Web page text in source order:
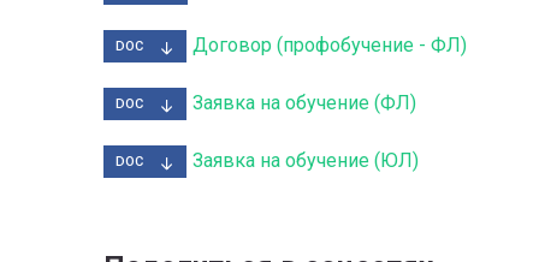
DOC Договор (профобучение - ФЛ)
DOC Заявка на обучение (ФЛ)
DOC Заявка на обучение (ЮЛ)